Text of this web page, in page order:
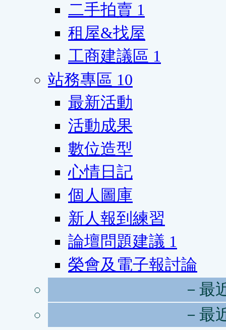
二手拍賣 1
租屋&找屋
工商建議區 1
站務專區 10
最新活動
活動成果
數位造型
心情日記
個人圖庫
新人報到練習
論壇問題建議 1
榮會及電子報討論
－最
－最